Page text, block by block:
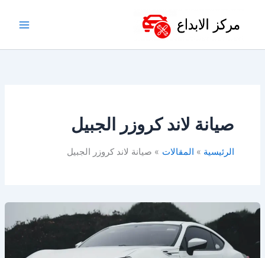
صيانة لاند كروزر الجبيل
الرئيسية المقالات صيانة لاند كروزر الجبيل
أفضل
في